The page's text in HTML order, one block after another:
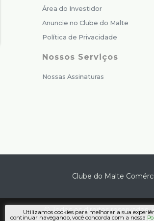
Área do Investidor
Anuncie no Clube do Malte
Política de Privacidade
Nossos Serviços
Nossas Assinaturas
Clube do Malte
© Todos os direitos
Utilizamos cookies para melhorar a sua
continuar navegando, você concorda com a nossa